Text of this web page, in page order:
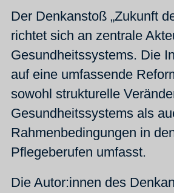
Der Denkanstoß „Zukunft
richtet sich an zentrale
Gesundheitssystems. Die
auf eine umfassende
sowohl strukturelle
Gesundheitssystems als
Rahmenbedingungen in
Pflegeberufen umfasst.
Die Autor:innen des